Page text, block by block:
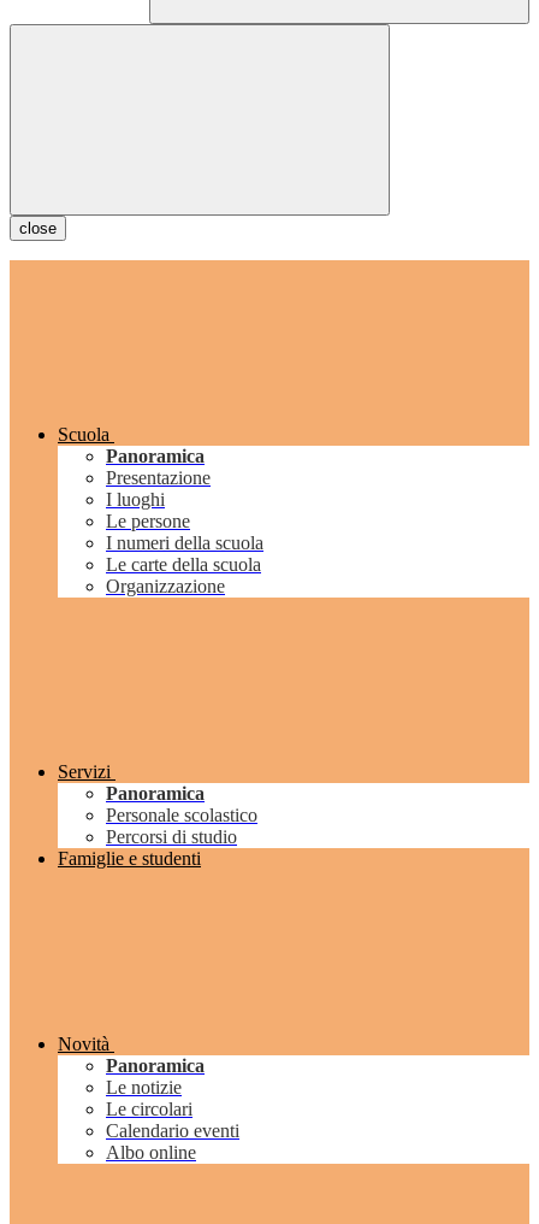
close
Scuola
Panoramica
Presentazione
I luoghi
Le persone
I numeri della scuola
Le carte della scuola
Organizzazione
Servizi
Panoramica
Personale scolastico
Percorsi di studio
Famiglie e studenti
Novità
Panoramica
Le notizie
Le circolari
Calendario eventi
Albo online